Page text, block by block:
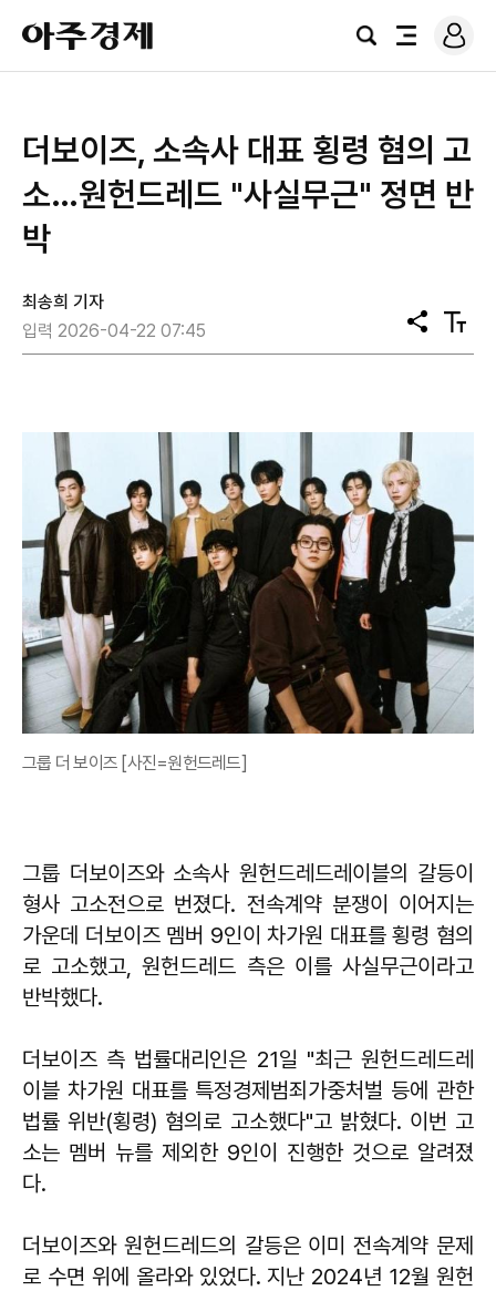
아
주
경
검
전
로
그
더보이즈, 소속사 대표 횡령 혐의 고
소…원헌드레드 "사실무근" 정면 반
박
최송희 기자
입력 2026-04-22 07:45
공
유
텍
스
그룹 더 보이즈 [사진=원헌드레드]
그룹 더보이즈와 소속사 원헌드레드레이블의 갈등이
형사 고소전으로 번졌다. 전속계약 분쟁이 이어지는
가운데 더보이즈 멤버 9인이 차가원 대표를 횡령 혐의
로 고소했고, 원헌드레드 측은 이를 사실무근이라고
반박했다.
더보이즈 측 법률대리인은 21일 "최근 원헌드레드레
이블 차가원 대표를 특정경제범죄가중처벌 등에 관한
법률 위반(횡령) 혐의로 고소했다"고 밝혔다. 이번 고
소는 멤버 뉴를 제외한 9인이 진행한 것으로 알려졌
다.
더보이즈와 원헌드레드의 갈등은 이미 전속계약 문제
로 수면 위에 올라와 있었다. 지난 2024년 12월 원헌